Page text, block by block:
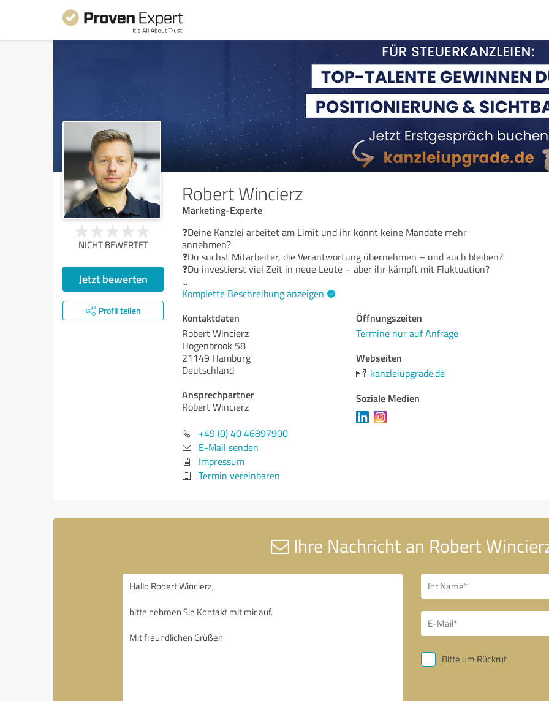
Robert Wincierz
Marketing-Experte
NICHT BEWERTET
Jetzt bewerten
Profil teilen
❓Deine Kanzlei arbeitet am Limit und ihr könnt keine Mandate mehr
annehmen?
❓Du suchst Mitarbeiter, die Verantwortung übernehmen – und auch bleiben?
❓Du investierst viel Zeit in neue Leute – aber ihr kämpft mit Fluktuation?
...
Komplette Beschreibung anzeigen
Kontaktdaten
Robert Wincierz
Hogenbrook 58
21149 Hamburg
Deutschland
Ansprechpartner
Robert Wincierz
+49 (0) 40 46897900
E-Mail senden
Impressum
Termin vereinbaren
Öffnungszeiten
Termine nur auf Anfrage
Webseiten
kanzleiupgrade.de
Soziale Medien
Ihre Nachricht an Robert
Bitte um Rückruf